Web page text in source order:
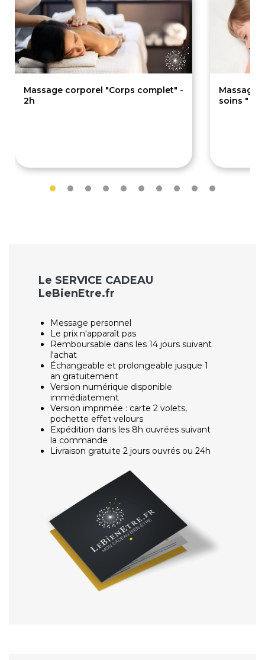
Massage corporel "Corps complet" -
2h
Massage
soins " -
Le SERVICE CADEAU
LeBienEtre.fr
Message personnel
Le prix n'apparaît pas
Remboursable dans les 14 jours suivant
l'achat
Échangeable et prolongeable jusque 1
an gratuitement
Version numérique disponible
immédiatement
Version imprimée : carte 2 volets,
pochette effet velours
Expédition dans les 8h ouvrées suivant
la commande
Livraison gratuite 2 jours ouvrés ou 24h